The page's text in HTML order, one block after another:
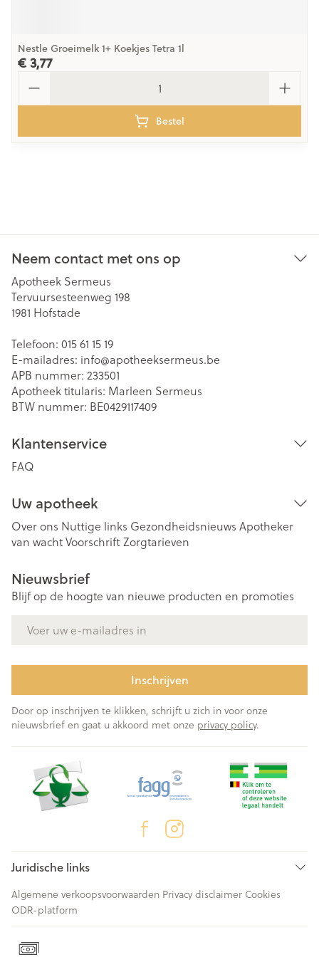
Nestle Groeimelk 1+ Koekjes Tetra 1l
€ 3,77
Bestel
Neem contact met ons op
Apotheek Sermeus
Tervuursesteenweg 198
1981 Hofstade
Telefoon: 015 61 15 19
E-mailadres: info@apotheeksermeus.be
APB nummer: 233501
Apotheek titularis: Marleen Sermeus
BTW nummer: BE0429117409
Klantenservice
FAQ
Uw apotheek
Over ons Nuttige links Gezondheidsnieuws Apotheker
van wachtVoorschriftZorgtarieven
Nieuwsbrief
Blijf op de hoogte van nieuwe producten en promoties
Inschrijven
Door op inschrijven te klikken, schrijft u zich in voor onze
nieuwsbrief en gaat u akkoord met onze privacy policy.
Juridische links
Algemene verkoopsvoorwaarden Privacy disclaimer Cookies
ODR-platform